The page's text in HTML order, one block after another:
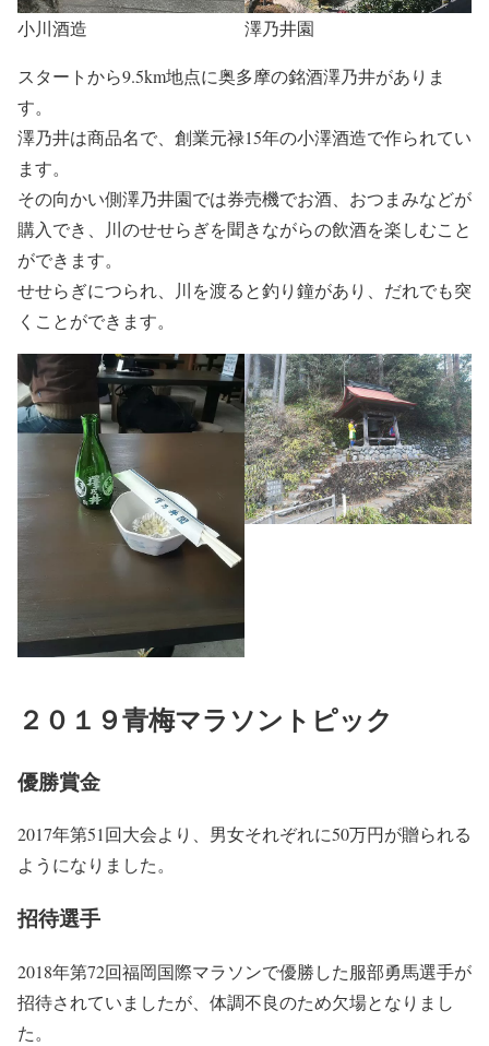
小川酒造 澤乃井園
スタートから9.5km地点に奥多摩の銘酒澤乃井がありま
す。
澤乃井は商品名で、創業元禄15年の小澤酒造で作られてい
ます。
その向かい側澤乃井園では券売機でお酒、おつまみなどが
購入でき、川のせせらぎを聞きながらの飲酒を楽しむこと
ができます。
せせらぎにつられ、川を渡ると釣り鐘があり、だれでも突
くことができます。
２０１９青梅マラソントピック
優勝賞金
2017年第51回大会より、男女それぞれに50万円が贈られる
ようになりました。
招待選手
2018年第72回福岡国際マラソンで優勝した服部勇馬選手が
招待されていましたが、体調不良のため欠場となりまし
た。